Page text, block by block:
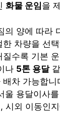
화물 운임을
의 양에 따라
한 차량을 선
질수록 기본
나 5톤 용달같
배차 가능합니
울 용달이사
시외 이동인